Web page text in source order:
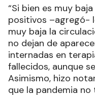
“Si bien es muy
positivos –agregó-
muy baja la
no dejan de
internadas en
fallecidos, aunque
Asimismo, hizo
que la pandemia